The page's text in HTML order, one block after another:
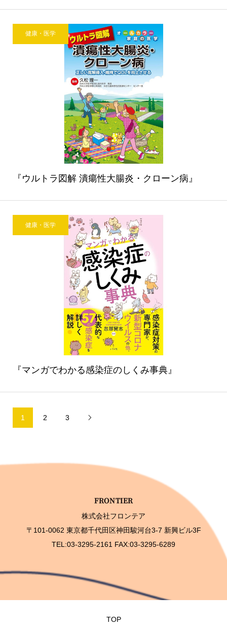
健康・医学
『ウルトラ図解 潰瘍性大腸炎・クローン病』
健康・医学
『マンガでわかる感染症のしくみ事典』
1 2 3 
株式会社フロンテア
〒101-0062 東京都千代田区神田駿河台3-7 新興ビル3F
TEL:03-3295-2161 FAX:03-3295-6289
TOP